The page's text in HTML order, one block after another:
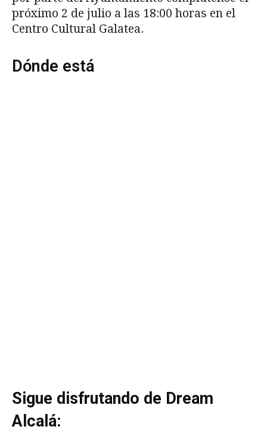
próximo 2 de julio a las 18:00 horas en el
Centro Cultural Galatea.
Dónde está
Sigue disfrutando de Dream
Alcalá: